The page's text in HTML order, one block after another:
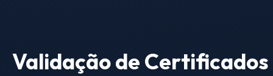
Validação de Certificados